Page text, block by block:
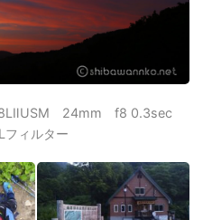
24mm f8 0.3sec
ィルター